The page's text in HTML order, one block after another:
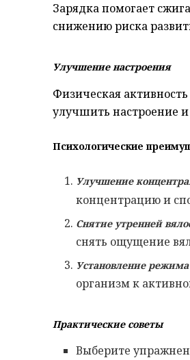
Зарядка помогает
снижению риска
Улучшение настроения
Физическая
улучшить настроение и
Психологические
Улучшение
концентрацию и
Снятие утренней
снять ощущение
Установление
организм к
Практические советы
Выберите